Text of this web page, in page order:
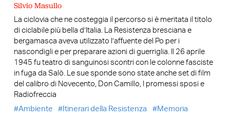
Silvio Masullo
La ciclovia che ne costeggia il percorso si è meritata il titolo
di ciclabile più bella d’Italia. La Resistenza bresciana e
bergamasca aveva utilizzato l’affuente del Po per i
nascondigli e per preparare azioni di guerriglia. Il 26 aprile
1945 fu teatro di sanguinosi scontri con le colonne fasciste
in fuga da Salò. Le sue sponde sono state anche set di film
del calibro di Novecento, Don Camillo, I promessi sposi e
Radiofreccia
Ambiente
Itinerari della Resistenza Memoria